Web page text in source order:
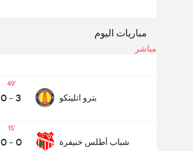
مباريات اليوم
مباشر
بترو اتليتكو
49
3
-
0
شباب أطلس خنيفرة
15
0
-
0